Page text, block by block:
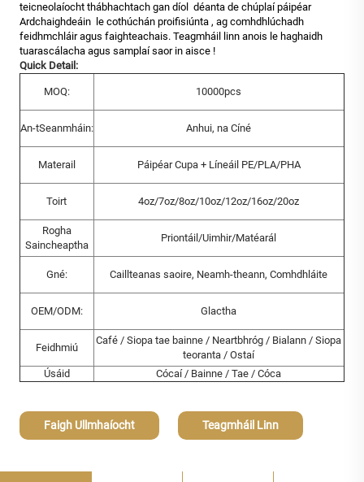
teicneolaíocht thábhachtach gan díol déanta de chúplaípáipéar
Ardchaighdeáin le cothúchán proifisiúnta , ag comhdhlúchadh
feidhmchláir agus faighteachais. Teagmháil linn anois le haghaidh
tuarascálacha agus samplaí saor in aisce !
Quick Detail:
MOQ: 10000pcs
An-tSeanmháin: Anhui, na Cíné
Materail Páipéar Cupa + Líneáil PE/PLA/PHA
Toirt 4oz/7oz/8oz/10oz/12oz/16oz/20oz
Rogha
Saincheaptha
Priontáil/Uimhir/Matéarál
Gné: Caillteanas saoire, Neamh-theann, Comhdhláite
OEM/ODM: Glactha
Feidhmiú
Café / Siopa tae bainne / Neartbhróg / Bialann / Siopa
teoranta / Ostaí
Úsáid
Cócaí / Bainne / Tae / Cóca
Faigh Ullmhaíocht Teagmháil Linn